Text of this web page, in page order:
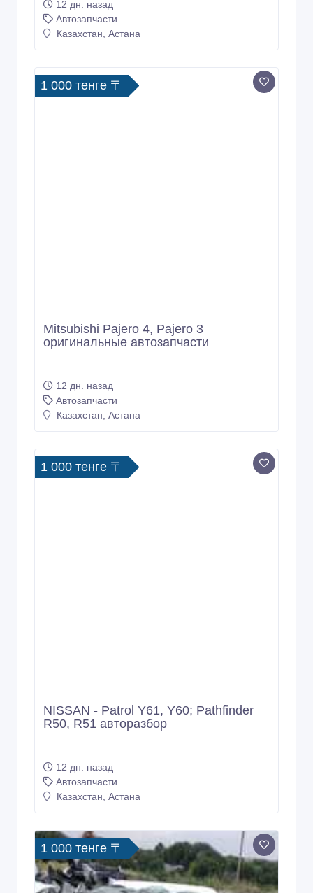
12 дн. назад
Автозапчасти
Казахстан, Астана
1 000 тенге 〒
Mitsubishi Pajero 4, Pajero 3
оригинальные автозапчасти
12 дн. назад
Автозапчасти
Казахстан, Астана
1 000 тенге 〒
NISSAN - Patrol Y61, Y60; Pathfinder
R50, R51 авторазбор
12 дн. назад
Автозапчасти
Казахстан, Астана
1 000 тенге 〒